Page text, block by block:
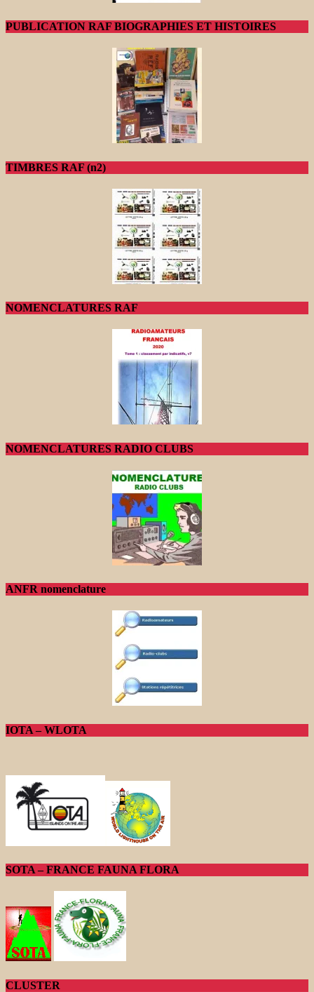
PUBLICATION RAF BIOGRAPHIES ET HISTOIRES
TIMBRES RAF (n2)
NOMENCLATURES RAF
NOMENCLATURES RADIO CLUBS
ANFR nomenclature
IOTA – WLOTA
SOTA – FRANCE FAUNA FLORA
CLUSTER